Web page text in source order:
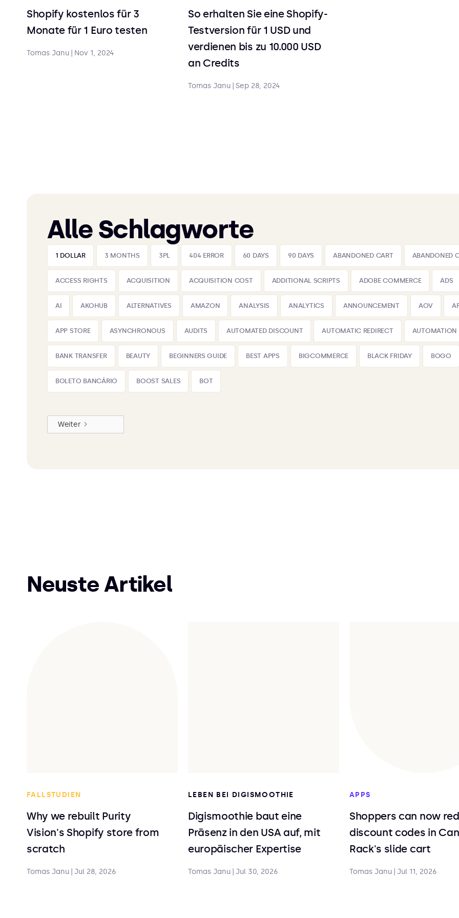
Shopify kostenlos für 3
Monate für 1 Euro testen
Tomas Janu Nov 1, 2024
So erhalten Sie eine Shopify-
Testversion für 1 USD und
verdienen bis zu 10.000 USD
an Credits
Tomas Janu Sep 28, 2024
Alle Schlagworte
1 DOLLAR 3 MONTHS 3PL 404 ERROR 60 DAYS 90 DAYS ABANDONED CART ABANDONED
ACCESS RIGHTS ACQUISITION ACQUISITION COST ADDITIONAL SCRIPTS ADOBE COMMERCE ADS
AI AKOHUB ALTERNATIVES AMAZON ANALYSIS ANALYTICS ANNOUNCEMENT AOV
APP STORE ASYNCHRONOUS AUDITS AUTOMATED DISCOUNT AUTOMATIC REDIRECT AUTOMATION
BANK TRANSFER BEAUTY BEGINNERS GUIDE BEST APPS BIGCOMMERCE BLACK FRIDAY BOGO
BOLETO BANCÁRIO BOOST SALES BOT
Weiter
Neuste Artikel
FALLSTUDIEN
Why we rebuilt Purity
Vision's Shopify store from
scratch
Tomas Janu Jul 28, 2026
LEBEN BEI DIGISMOOTHIE
Digismoothie baut eine
Präsenz in den USA auf, mit
europäischer Expertise
Tomas Janu Jul 30, 2026
APPS
Shoppers can now
discount codes in
Rack's slide cart
Tomas Janu Jul 11, 2026